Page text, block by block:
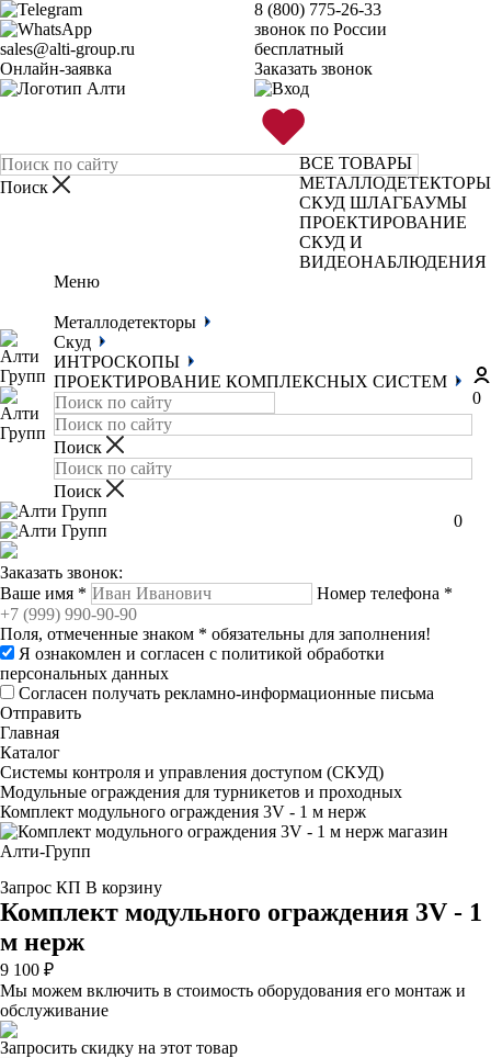
sales@alti-group.ru
Онлайн-заявка
8 (800) 775-26-33
звонок по России
бесплатный
Заказать звонок
ВСЕ ТОВАРЫ
МЕТАЛЛОДЕТЕКТОРЫ
СКУД ШЛАГБАУМЫ
ПРОЕКТИРОВАНИЕ
СКУД И
ВИДЕОНАБЛЮДЕНИЯ
Меню
Металлодетекторы
Скуд
ИНТРОСКОПЫ
ПРОЕКТИРОВАНИЕ КОМПЛЕКСНЫХ СИСТЕМ
0
0
Заказать звонок:
Ваше имя * Номер телефона *
Поля, отмеченные знаком * обязательны для заполнения!
Я ознакомлен и согласен с политикой обработки
персональных данных
Согласен получать рекламно-информационные письма
Отправить
Главная
Каталог
Системы контроля и управления доступом (СКУД)
Модульные ограждения для турникетов и проходных
Комплект модульного ограждения 3V - 1 м нерж
Запрос КП В корзину
Комплект модульного ограждения 3V - 1
м нерж
9 100 ₽
Мы можем включить в стоимость оборудования его монтаж и
обслуживание
Запросить скидку на этот товар